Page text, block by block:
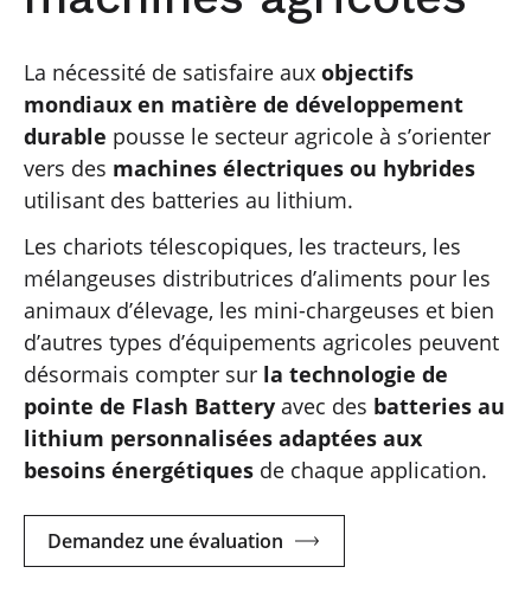
La nécessité de satisfaire aux objectifs
mondiaux en matière de développement
durable pousse le secteur agricole à s’orienter
vers des machines électriques ou hybrides
utilisant des batteries au lithium.
Les chariots télescopiques, les tracteurs, les
mélangeuses distributrices d’aliments pour les
animaux d’élevage, les mini-chargeuses et bien
d’autres types d’équipements agricoles peuvent
désormais compter sur la technologie de
pointe de Flash Battery avec des batteries au
lithium personnalisées adaptées aux
besoins énergétiques de chaque application.
Demandez une évaluation